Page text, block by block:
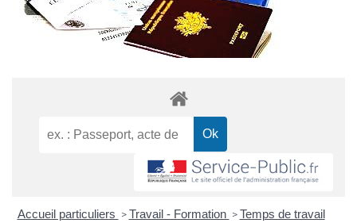
Accueil particuliers > Travail - Formation > Temps de travail